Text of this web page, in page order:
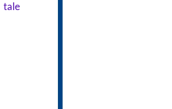
tale